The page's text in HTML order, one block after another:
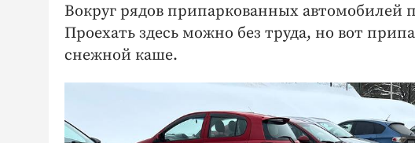
Вокруг рядов припаркованных автомобилей
Проехать здесь можно без труда, но вот
снежной каше.